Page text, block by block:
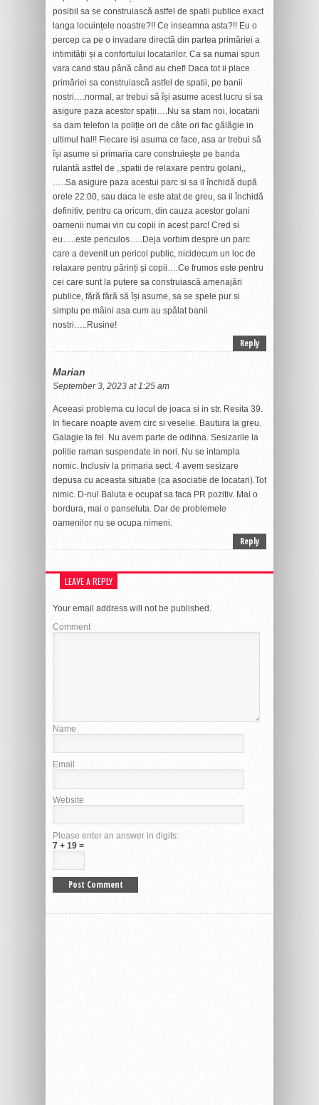
posibil sa se construiască astfel de spatii publice exact
langa locuințele noastre?!! Ce inseamna asta?!! Eu o
percep ca pe o invadare directă din partea primăriei a
intimității și a confortului locatarilor. Ca sa numai spun
vara cand stau până când au chef! Daca tot ii place
primăriei sa construiască astfel de spatii, pe banii
nostri….normal, ar trebui să își asume acest lucru si sa
asigure paza acestor spații….Nu sa stam noi, locatarii
sa dam telefon la poliție ori de câte ori fac gălăgie in
ultimul hal!! Fiecare isi asuma ce face, asa ar trebui să
își asume si primaria care construiește pe banda
rulantă astfel de ,,spatii de relaxare pentru golani,,
…..Sa asigure paza acestui parc si sa il închidă după
orele 22:00, sau daca le este atat de greu, sa il închidă
definitiv, pentru ca oricum, din cauza acestor golani
oamenii numai vin cu copii in acest parc! Cred si
eu…..este periculos…..Deja vorbim despre un parc
care a devenit un pericol public, nicidecum un loc de
relaxare pentru părinți și copii….Ce frumos este pentru
cei care sunt la putere sa construiască amenajări
publice, fără fără să își asume, sa se spele pur si
simplu pe mâini asa cum au spălat banii
nostri…..Rusine!
Reply
Marian
September 3, 2023 at 1:25 am
Aceeasi problema cu locul de joaca si in str. Resita 39.
In fiecare noapte avem circ si veselie. Bautura la greu.
Galagie la fel. Nu avem parte de odihna. Sesizarile la
politie raman suspendate in nori. Nu se intampla
nomic. Inclusiv la primaria sect. 4 avem sesizare
depusa cu aceasta situatie (ca asociatie de locatari).Tot
nimic. D-nul Baluta e ocupat sa faca PR pozitiv. Mai o
bordura, mai o panseluta. Dar de problemele
oamenilor nu se ocupa nimeni.
Reply
LEAVE A REPLY
Your email address will not be published.
Comment
Name
Email
Website
Please enter an answer in digits:
7 + 19 =